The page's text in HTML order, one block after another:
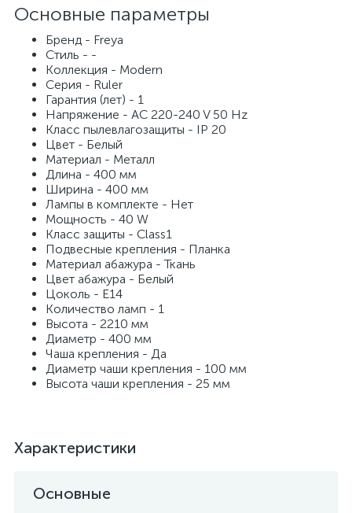
Основные параметры
Бренд - Freya
Стиль - -
Коллекция - Modern
Серия - Ruler
Гарантия (лет) - 1
Напряжение - AC 220-240 V 50 Hz
Класс пылевлагозащиты - IP 20
Цвет - Белый
Материал - Металл
Длина - 400 мм
Ширина - 400 мм
Лампы в комплекте - Нет
Мощность - 40 W
Класс защиты - Class1
Подвесные крепления - Планка
Материал абажура - Ткань
Цвет абажура - Белый
Цоколь - E14
Количество ламп - 1
Высота - 2210 мм
Диаметр - 400 мм
Чаша крепления - Да
Диаметр чаши крепления - 100 мм
Высота чаши крепления - 25 мм
Характеристики
Основные